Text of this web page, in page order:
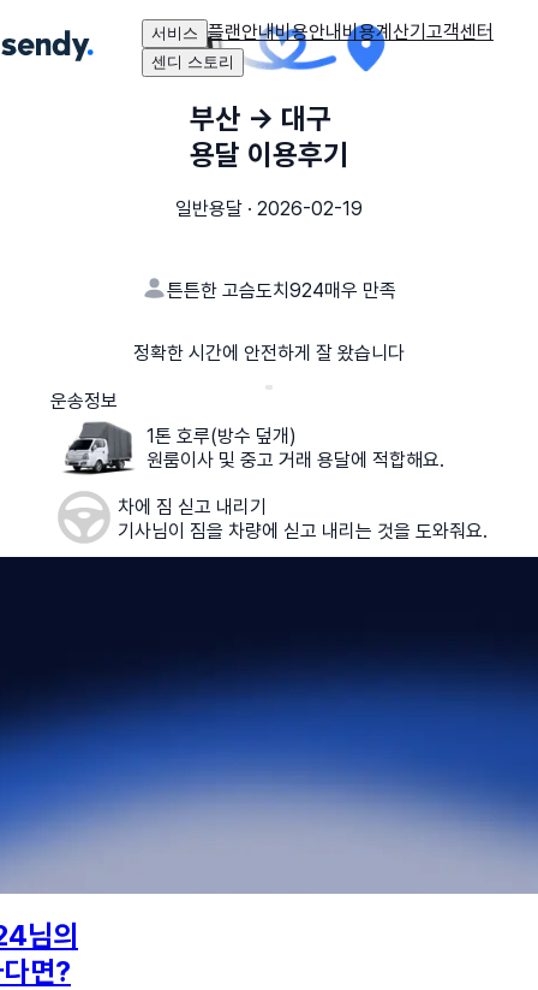
서비스 플랜안내비용안내비용계산기고객센터
센디 스토리
부산 → 대구
용달 이용후기
일반용달 · 2026-02-19
튼튼한 고슴도치924매우 만족
정확한 시간에 안전하게 잘 왔습니다
운송정보
1톤 호루(방수 덮개)
원룸이사 및 중고 거래 용달에 적합해요.
차에 짐 싣고 내리기
기사님이 짐을 차량에 싣고 내리는 것을 도와줘요.
님의
면?